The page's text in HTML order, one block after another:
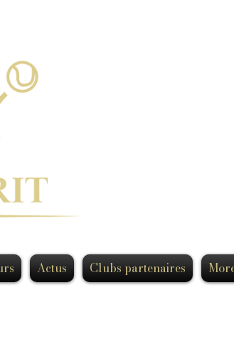
Actus Clubs partenaires